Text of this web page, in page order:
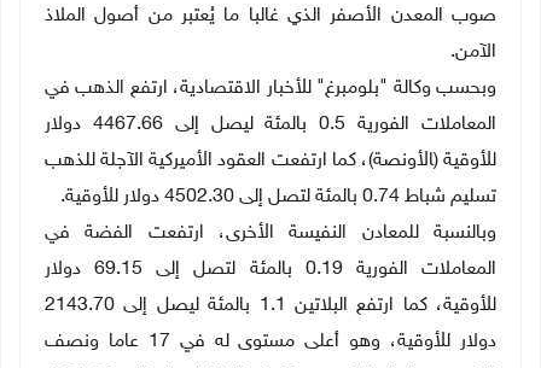
صوب المعدن الأصفر الذي غالبا ما يُعتبر من أصول الملاذ
الآمن.
وبحسب وكالة "بلومبرغ" للأخبار الاقتصادية، ارتفع الذهب في
المعاملات الفورية 0.5 بالمئة ليصل إلى 4467.66 دولار
‌للأوقية (‍الأونصة)، كما ارتفعت العقود الأميركية الآجلة للذهب
تسليم شباط 0.74 بالمئة لتصل إلى 4502.30 دولار للأوقية
.
وبالنسبة للمعادن النفيسة الأخرى، ارتفعت الفضة في
المعاملات الفورية 0.19 بالمئة لتصل إلى 69.‍15 دولار
للأوقية، كما ارتفع البلاتين 1.1 بالمئة ليصل إلى 2143.‍70
دولار للأوقية، وهو أعلى مستوى له في 17 عاما ونصف